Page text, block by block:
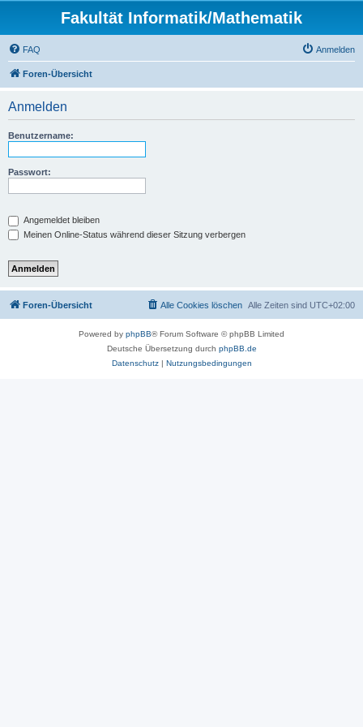
Fakultät Informatik/Mathematik
FAQ Anmelden
Foren-Übersicht
Anmelden
Benutzername:
Passwort:
Angemeldet bleiben
Meinen Online-Status während dieser Sitzung verbergen
Foren-Übersicht Alle Zeiten sind UTC+02:00
Alle Cookies löschen
Powered by phpBB® Forum Software © phpBB Limited
Deutsche Übersetzung durch phpBB.de
Datenschutz| Nutzungsbedingungen